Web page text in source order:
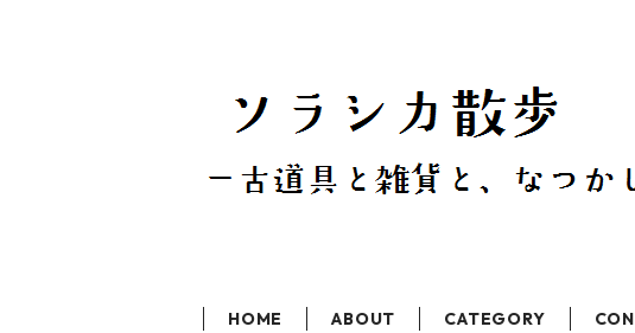
HOME ABOUT CATEGORY